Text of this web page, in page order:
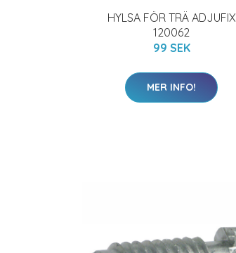
HYLSA FÖR TRÄ ADJUFIX
120062
99 SEK
MER INFO!